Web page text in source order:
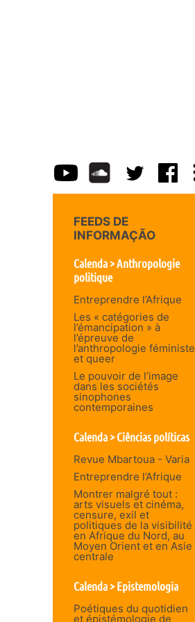
FEEDS DE
INFORMAÇÃO
Calenda > Anthropologie
politique
Entreprendre l’Afrique
Les « catégories de
l’émancipation » à
l’épreuve de
l’anthropologie féministe
et queer
Le pouvoir de l’image
dans les sociétés
sinophones
contemporaines
Calenda > Ciências políticas
Revue Mbartoua - Varia
Entreprendre l’Afrique
Montrer malgré tout :
arts visuels et cinéma,
censure, exil et
politiques de la visibilité
en Afrique du Nord, au
Moyen Orient et en Asie
centrale
Calenda > Epistemologia
Poétiques du quotidien
et épistémologie de